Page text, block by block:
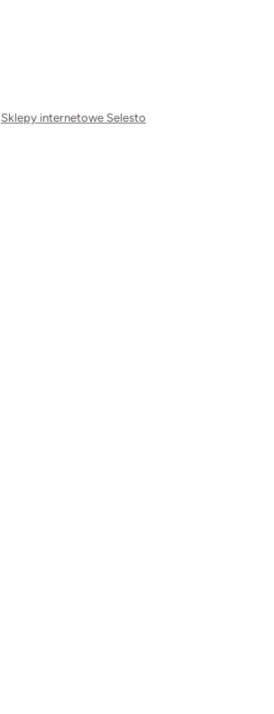
Sklepy internetowe Selesto